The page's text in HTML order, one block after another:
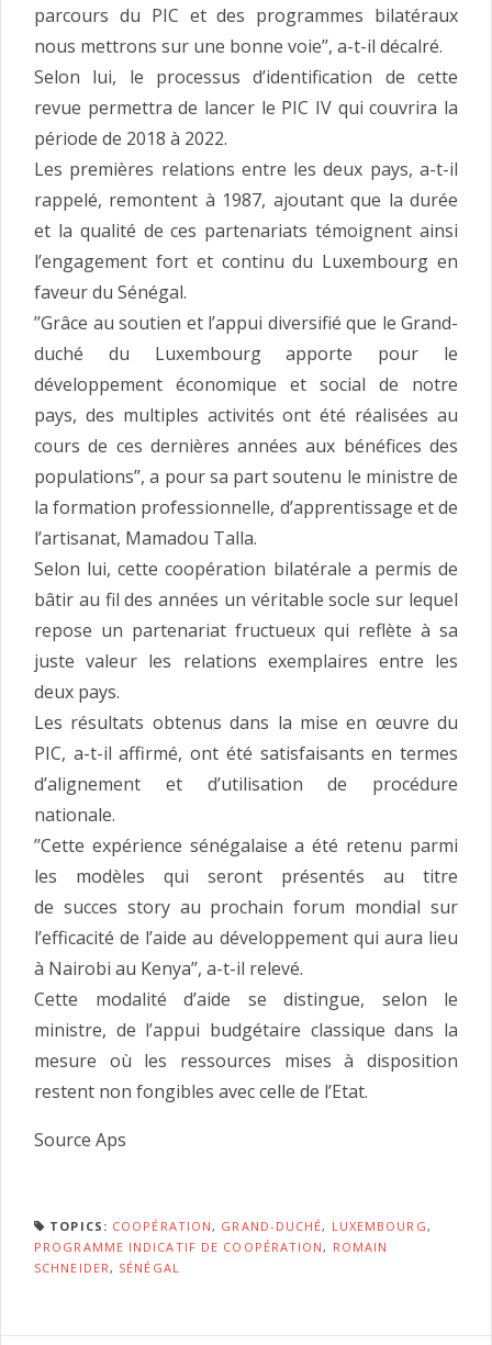
parcours du PIC et des programmes bilatéraux
nous mettrons sur une bonne voie’’, a-t-il décalré.
Selon lui, le processus d’identification de cette
revue permettra de lancer le PIC IV qui couvrira la
période de 2018 à 2022.
Les premières relations entre les deux pays, a-t-il
rappelé, remontent à 1987, ajoutant que la durée
et la qualité de ces partenariats témoignent ainsi
l’engagement fort et continu du Luxembourg en
faveur du Sénégal.
’’Grâce au soutien et l’appui diversifié que le Grand-
duché du Luxembourg apporte pour le
développement économique et social de notre
pays, des multiples activités ont été réalisées au
cours de ces dernières années aux bénéfices des
populations’’, a pour sa part soutenu le ministre de
la formation professionnelle, d’apprentissage et de
l’artisanat, Mamadou Talla.
Selon lui, cette coopération bilatérale a permis de
bâtir au fil des années un véritable socle sur lequel
repose un partenariat fructueux qui reflète à sa
juste valeur les relations exemplaires entre les
deux pays.
Les résultats obtenus dans la mise en œuvre du
PIC, a-t-il affirmé, ont été satisfaisants en termes
d’alignement et d’utilisation de procédure
nationale.
’’Cette expérience sénégalaise a été retenu parmi
les modèles qui seront présentés au titre
de succes story au prochain forum mondial sur
l’efficacité de l’aide au développement qui aura lieu
à Nairobi au Kenya’’, a-t-il relevé.
Cette modalité d’aide se distingue, selon le
ministre, de l’appui budgétaire classique dans la
mesure où les ressources mises à disposition
restent non fongibles avec celle de l’Etat.
Source Aps
TOPICS: COOPÉRATION, GRAND-DUCHÉ, LUXEMBOURG,
PROGRAMME INDICATIF DE COOPÉRATION, ROMAIN
SCHNEIDER, SÉNÉGAL